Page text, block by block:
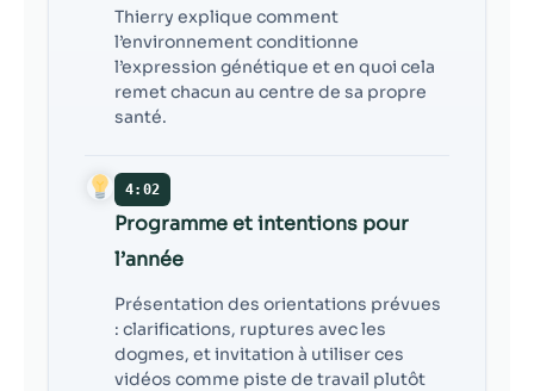
Thierry explique comment
l’environnement conditionne
l’expression génétique et en quoi cela
remet chacun au centre de sa propre
santé.
4:02
Programme et intentions pour
l’année
Présentation des orientations prévues
: clarifications, ruptures avec les
dogmes, et invitation à utiliser ces
vidéos comme piste de travail plutôt